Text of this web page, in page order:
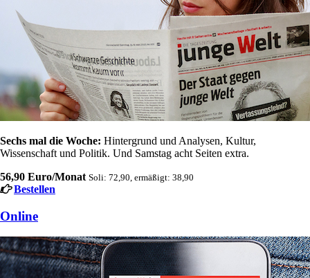
Sechs mal die Woche: Hintergrund und Analysen, Kultur,
Wissenschaft und Politik. Und Samstag acht Seiten extra.
56,90 Euro/Monat Soli: 72,90, ermäßigt: 38,90
Bestellen
Online